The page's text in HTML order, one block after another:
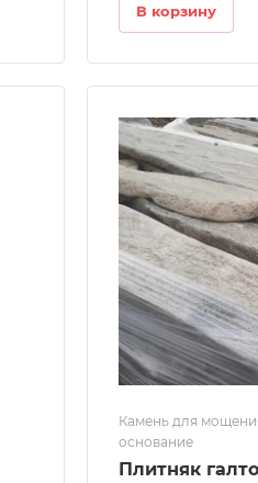
В корзину
Камень для
основание
Плитняк